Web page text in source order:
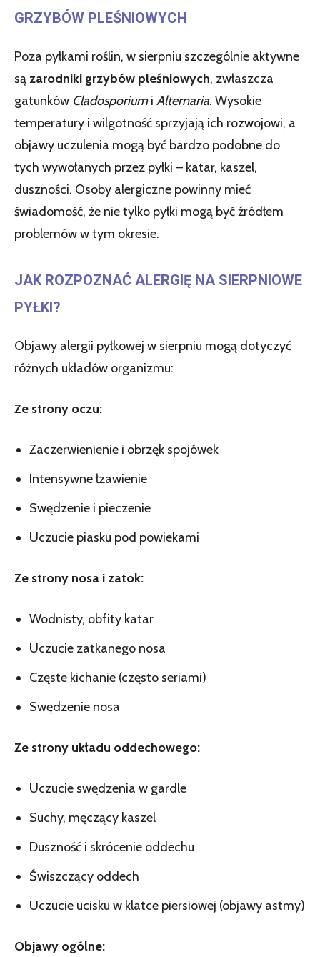
GRZYBÓW PLEŚNIOWYCH
Poza pyłkami roślin, w sierpniu szczególnie aktywne
sązarodniki grzybów pleśniowych, zwłaszcza
gatunków Cladosporiumi Alternaria. Wysokie
temperatury i wilgotność sprzyjają ich rozwojowi, a
objawy uczulenia mogą być bardzo podobne do
tych wywołanych przez pyłki – katar, kaszel,
duszności. Osoby alergiczne powinny mieć
świadomość, że nie tylko pyłki mogą być źródłem
problemów w tym okresie.
JAK ROZPOZNAĆ ALERGIĘ NA SIERPNIOWE
PYŁKI?
Objawy alergii pyłkowej w sierpniu mogą dotyczyć
różnych układów organizmu:
Ze strony oczu:
Zaczerwienienie i obrzęk spojówek
Intensywne łzawienie
Swędzenie i pieczenie
Uczucie piasku pod powiekami
Ze strony nosa i zatok:
Wodnisty, obfity katar
Uczucie zatkanego nosa
Częste kichanie (często seriami)
Swędzenie nosa
Ze strony układu oddechowego:
Uczucie swędzenia w gardle
Suchy, męczący kaszel
Duszność i skrócenie oddechu
Świszczący oddech
Uczucie ucisku w klatce piersiowej (objawy astmy)
Objawy ogólne: